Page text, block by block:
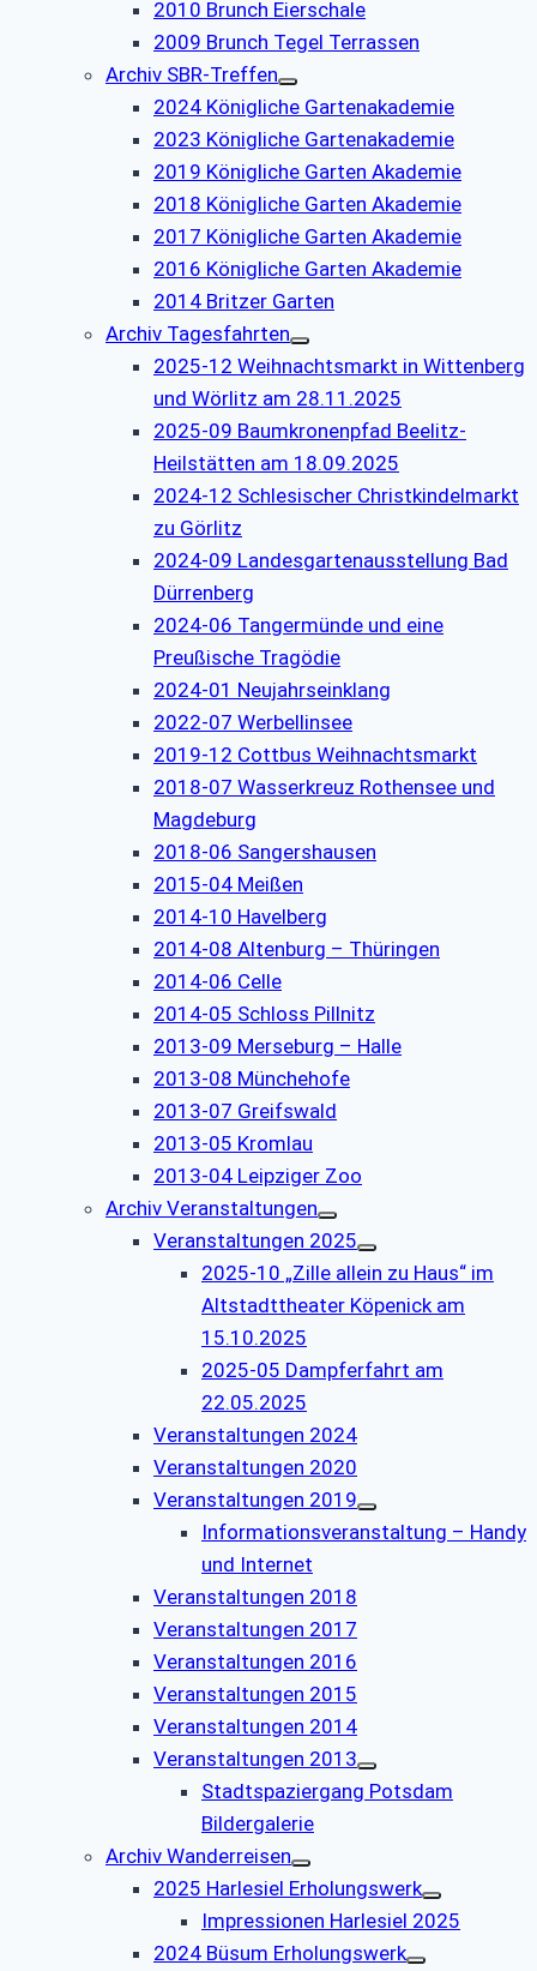
2010 Brunch Eierschale
2009 Brunch Tegel Terrassen
Archiv SBR-Treffen
2024 Königliche Gartenakademie
2023 Königliche Gartenakademie
2019 Königliche Garten Akademie
2018 Königliche Garten Akademie
2017 Königliche Garten Akademie
2016 Königliche Garten Akademie
2014 Britzer Garten
Archiv Tagesfahrten
2025-12 Weihnachtsmarkt in Wittenberg
und Wörlitz am 28.11.2025
2025-09 Baumkronenpfad Beelitz-
Heilstätten am 18.09.2025
2024-12 Schlesischer Christkindelmarkt
zu Görlitz
2024-09 Landesgartenausstellung Bad
Dürrenberg
2024-06 Tangermünde und eine
Preußische Tragödie
2024-01 Neujahrseinklang
2022-07 Werbellinsee
2019-12 Cottbus Weihnachtsmarkt
2018-07 Wasserkreuz Rothensee und
Magdeburg
2018-06 Sangershausen
2015-04 Meißen
2014-10 Havelberg
2014-08 Altenburg – Thüringen
2014-06 Celle
2014-05 Schloss Pillnitz
2013-09 Merseburg – Halle
2013-08 Münchehofe
2013-07 Greifswald
2013-05 Kromlau
2013-04 Leipziger Zoo
Archiv Veranstaltungen
Veranstaltungen 2025
2025-10 „Zille allein zu Haus“ im
Altstadttheater Köpenick am
15.10.2025
2025-05 Dampferfahrt am
22.05.2025
Veranstaltungen 2024
Veranstaltungen 2020
Veranstaltungen 2019
Informationsveranstaltung – Handy
und Internet
Veranstaltungen 2018
Veranstaltungen 2017
Veranstaltungen 2016
Veranstaltungen 2015
Veranstaltungen 2014
Veranstaltungen 2013
Stadtspaziergang Potsdam
Bildergalerie
Archiv Wanderreisen
2025 Harlesiel Erholungswerk
Impressionen Harlesiel 2025
2024 Büsum Erholungswerk